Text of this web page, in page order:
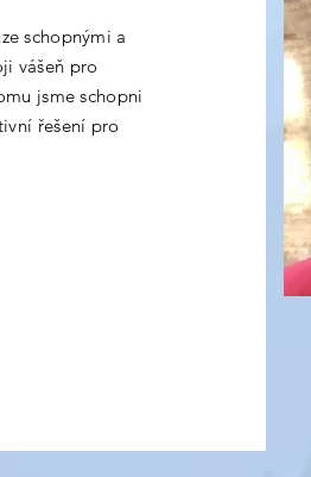
schopnými a
vášeň pro
jsme schopni
řešení pro